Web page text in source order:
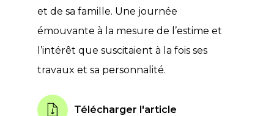
et de sa famille. Une journée
émouvante à la mesure de l’estime et
l’intérêt que suscitaient à la fois ses
travaux et sa personnalité.
Télécharger l'article